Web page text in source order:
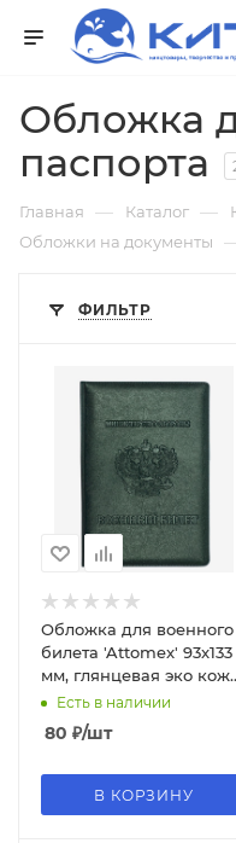
Обложка
паспорта
Главная — Каталог —
Обложки на документы
ФИЛЬТР
Обложка для военного
билета 'Attomex' 93x133
мм, глянцевая эко
1031503
Есть в наличии
80 ₽/шт
В КОРЗИНУ